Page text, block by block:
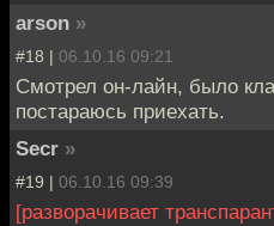
arson »
#18 | 06.10.16 09:21
Смотрел он-лайн, было
постараюсь приехать.
Secr »
#19 | 06.10.16 09:39
[разворачивает